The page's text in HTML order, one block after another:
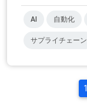
AI 自動化
サプライチェーン
1